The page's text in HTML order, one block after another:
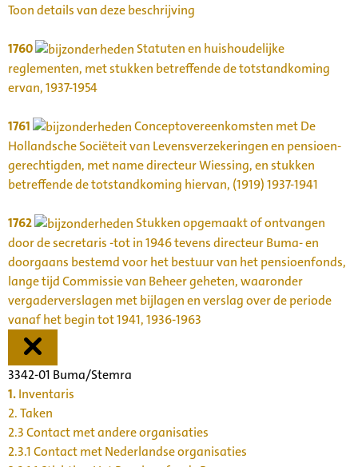
Toon details van deze beschrijving
1760
Statuten en huishoudelijke
reglementen, met stukken betreffende de totstandkoming
ervan, 1937-1954
1761
Conceptovereenkomsten met De
Hollandsche Sociëteit van Levensverzekeringen en pensioen-
gerechtigden, met name directeur Wiessing, en stukken
betreffende de totstandkoming hiervan, (1919) 1937-1941
1762
Stukken opgemaakt of ontvangen
door de secretaris -tot in 1946 tevens directeur Buma- en
doorgaans bestemd voor het bestuur van het pensioenfonds,
lange tijd Commissie van Beheer geheten, waaronder
vergaderverslagen met bijlagen en verslag over de periode
vanaf het begin tot 1941, 1936-1963
3342-01 Buma/Stemra
1.Inventaris
2. Taken
2.3 Contact met andere organisaties
2.3.1 Contact met Nederlandse organisaties